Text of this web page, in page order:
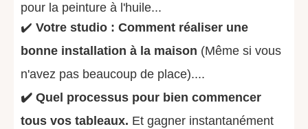
pour la peinture à l'huile...
✔️ Votre studio : Comment réaliser une
bonne installation à la maison (Même si vous
n'avez pas beaucoup de place)....
✔️ Quel processus pour bien commencer
tous vos tableaux. Et gagner instantanément